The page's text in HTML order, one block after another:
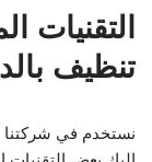
تنظيف
نستخدم في شركتنا